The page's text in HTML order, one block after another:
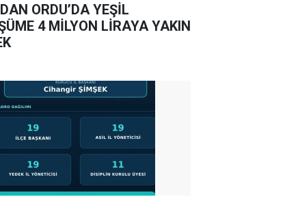
ORDU’DA YEŞİL
4 MİLYON LİRAYA YAKIN